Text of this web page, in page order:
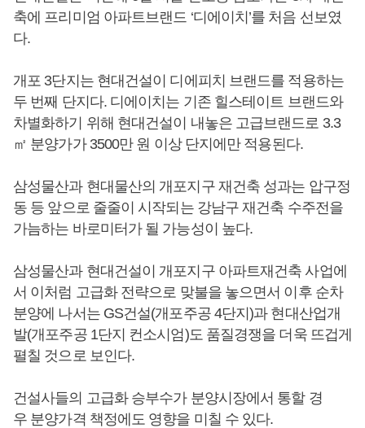
축에 프리미엄 아파트브랜드 ‘디에이치’를 처음 선보였
다.
개포 3단지는 현대건설이 디에피치 브랜드를 적용하는
두 번째 단지다. 디에이치는 기존 힐스테이트 브랜드와
차별화하기 위해 현대건설이 내놓은 고급브랜드로 3.3
㎡ 분양가가 3500만 원 이상 단지에만 적용된다.
삼성물산과 현대물산의 개포지구 재건축 성과는 압구정
동 등 앞으로 줄줄이 시작되는 강남구 재건축 수주전을
가늠하는 바로미터가 될 가능성이 높다.
삼성물산과 현대건설이 개포지구 아파트재건축 사업에
서 이처럼 고급화 전략으로 맞불을 놓으면서 이후 순차
분양에 나서는 GS건설(개포주공 4단지)과 현대산업개
발(개포주공 1단지 컨소시엄)도 품질경쟁을 더욱 뜨겁게
펼칠 것으로 보인다.
건설사들의 고급화 승부수가 분양시장에서 통할 경
우 분양가격 책정에도 영향을 미칠 수 있다.